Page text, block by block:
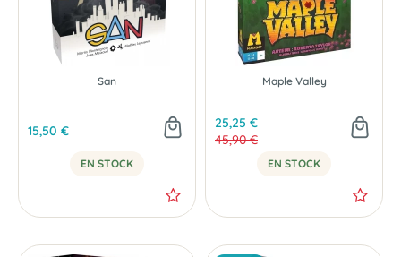
San
15,50 €
EN STOCK
Maple Valley
25,25 €
45,90 €
EN STOCK